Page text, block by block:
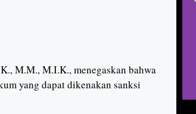
M.M., M.I.K., menegaskan bahwa
yang dapat dikenakan sanksi